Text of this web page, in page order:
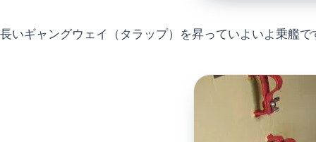
長いギャングウェイ（タラップ）を昇っていよいよ乗艦で